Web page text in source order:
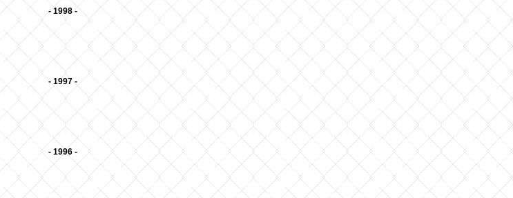
- 1998 -
- 1997 -
- 1996 -